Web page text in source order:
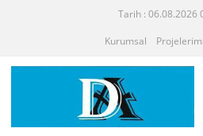
Tarih : 06.08.2026
Kurumsal